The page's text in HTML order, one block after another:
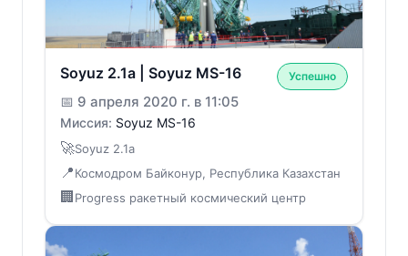
Soyuz 2.1a | Soyuz MS-16 Успешно
📅 9 апреля 2020 г. в 11:05
Миссия: Soyuz MS-16
🚀Soyuz 2.1a
📍Космодром Байконур, Республика Казахстан
🏢 Progress ракетный космический центр